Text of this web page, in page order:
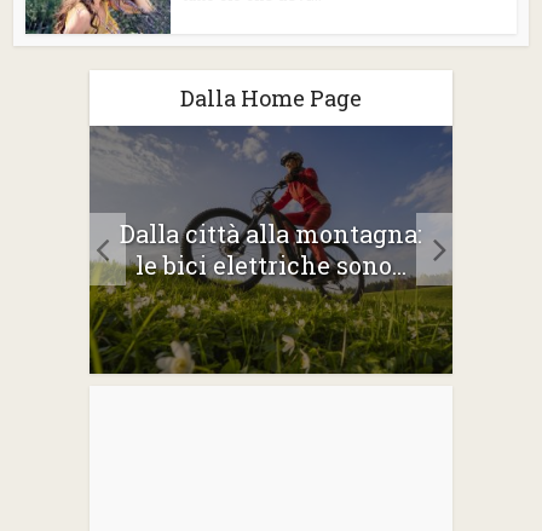
Dalla Home Page
Dalla città alla montagna:
le bici elettriche sono...